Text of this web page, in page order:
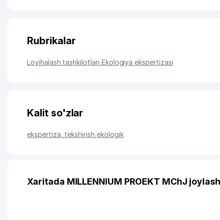
Rubrikalar
Loyihalash tashkilotlari Ekologiya ekspertizasi
Kalit so'zlar
ekspertiza, tekshirish ekologik
Xaritada MILLENNIUM PROEKT MChJ